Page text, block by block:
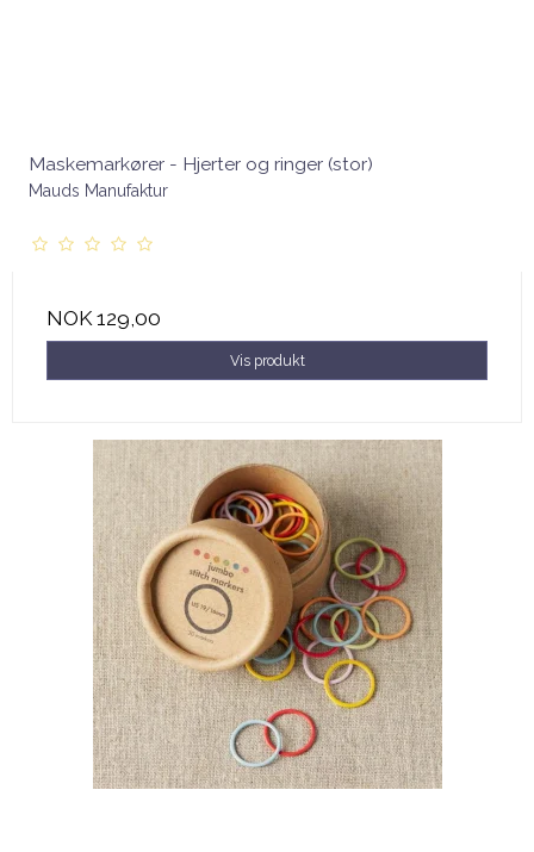
Maskemarkører - Hjerter og ringer (stor)
Mauds Manufaktur
NOK 129,00
Vis produkt